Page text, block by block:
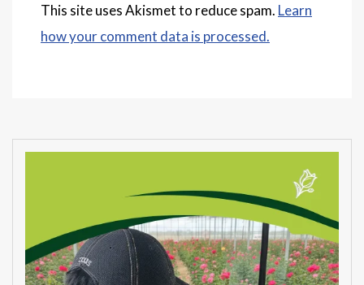
This site uses Akismet to reduce spam. Learn
how your comment data is processed.